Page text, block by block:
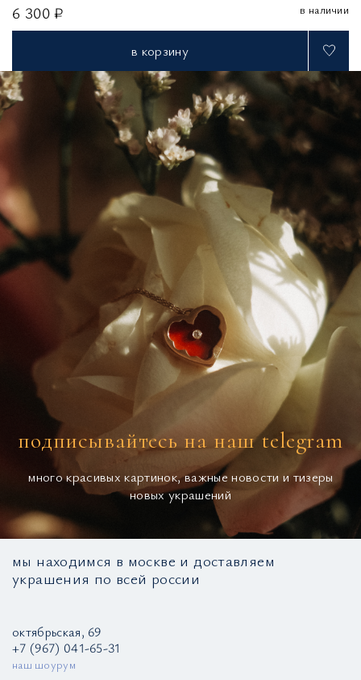
6 300 ₽ в наличии
в корзину
подписывайтесь на наш telegram
много красивых картинок, важные новости и тизеры
новых украшений
мы находимся в москве и доставляем
украшения по всей россии
октябрьская, 69
+7 (967) 041-65-31
наш шоурум